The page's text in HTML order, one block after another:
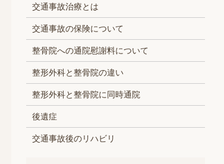
交通事故治療とは
交通事故の保険について
整骨院への通院慰謝料について
整形外科と整骨院の違い
整形外科と整骨院に同時通院
後遺症
交通事故後のリハビリ